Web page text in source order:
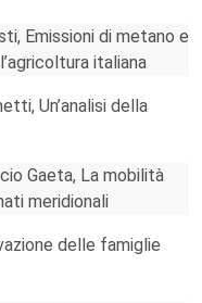
Emissioni di metano e
italiana
Un’analisi della
Gaeta, La mobilità
meridionali
delle famiglie